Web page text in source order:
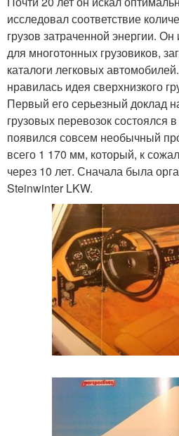
исследовал соответствие
грузов затраченной энергии.
для многотонных грузовиков,
каталоги легковых
нравилась идея сверхнизкого
Первый его серьезный доклад
грузовых перевозок состоялся
появился совсем необычный
всего 1 170 мм, который, к
через 10 лет. Сначала была
Steinwinter LKW.